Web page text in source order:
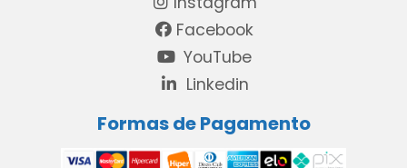
Facebook
YouTube
Linkedin
Formas de Pagamento